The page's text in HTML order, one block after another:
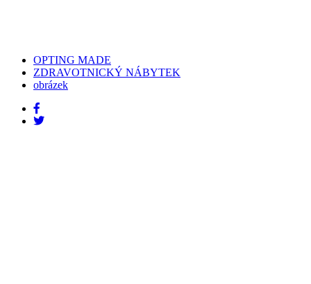
OPTING MADE
ZDRAVOTNICKÝ NÁBYTEK
obrázek